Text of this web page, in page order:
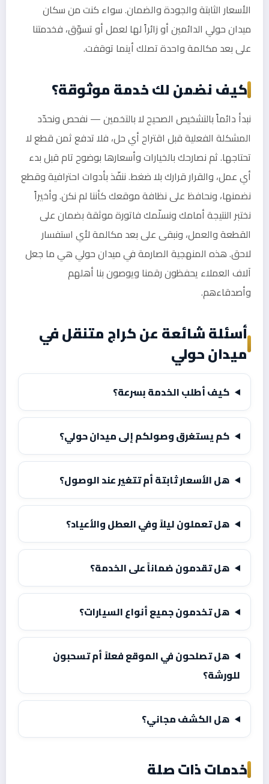
الأسعار الثابتة والجودة والضمان. سواء كنت من سكان
ميدان حولي الدائمين أو زائراً لها لعمل أو تسوّق، فخدمتنا
على بعد مكالمة واحدة تصلك أينما توقفت.
كيف نضمن لك خدمة موثوقة؟
نبدأ دائماً بالتشخيص الصحيح لا بالتخمين — نفحص ونحدّد
المشكلة الفعلية قبل اقتراح أي حل، فلا تدفع ثمن قطع لا
تحتاجها. ثم نصارحك بالخيارات وأسعارها بوضوح تام قبل بدء
أي عمل، والقرار قرارك بلا ضغط. ننفّذ بأدوات احترافية وقطع
نضمنها، ونحافظ على نظافة موقعك كأننا لم نكن. وأخيراً
نختبر النتيجة أمامك ونسلّمك فاتورة موثقة بضمان على
القطعة والعمل، ونبقى على بعد مكالمة لأي استفسار
لاحق. هذه المنهجية الصارمة في ميدان حولي هي ما جعل
آلاف العملاء يحفظون رقمنا ويوصون بنا أهلهم
وأصدقاءهم.
أسئلة شائعة عن كراج متنقل في
ميدان حولي
كيف أطلب الخدمة بسرعة؟
كم يستغرق وصولكم إلى ميدان حولي؟
هل الأسعار ثابتة أم تتغير عند الوصول؟
هل تعملون ليلاً وفي العطل والأعياد؟
هل تقدمون ضماناً على الخدمة؟
هل تخدمون جميع أنواع السيارات؟
هل تصلحون في الموقع فعلاً أم تسحبون
للورشة؟
هل الكشف مجاني؟
خدمات ذات صلة